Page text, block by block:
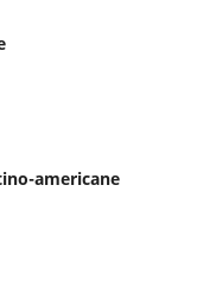
americane